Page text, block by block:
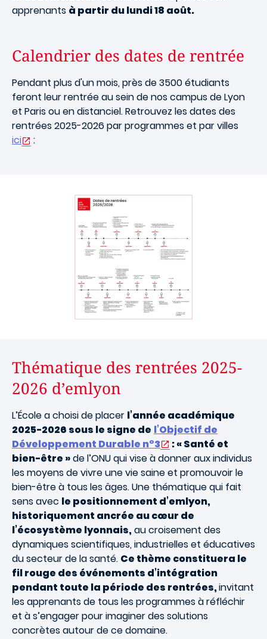
apprenants à partir du lundi 18 août.
Calendrier des dates de rentrée
Pendant plus d'un mois, près de 3500 étudiants
feront leur rentrée au sein de nos campus de Lyon
et Paris ou en distanciel. Retrouvez les dates des
rentrées 2025-2026 par programmes et par villes
ici
:
Thématique des rentrées 2025-
2026 d’emlyon
L’École a choisi de placer l’année académique
2025-2026 sous le signe de l’Objectif de
Développement Durable n°3
: « Santé et
bien-être »de l’ONU qui vise à donner aux individus
les moyens de vivre une vie saine et promouvoir le
bien-être à tous les âges. Une thématique qui fait
sens avec le positionnement d’emlyon,
historiquement ancrée au cœur de
l’écosystème lyonnais,au croisement des
dynamiques scientifiques, industrielles et éducatives
du secteur de la santé. Ce thème constituera le
fil rouge des événements d’intégration
pendant toute la période des rentrées,invitant
les apprenants de tous les programmes à réfléchir
et à s’engager pour imaginer des solutions
concrètes autour de ce domaine.